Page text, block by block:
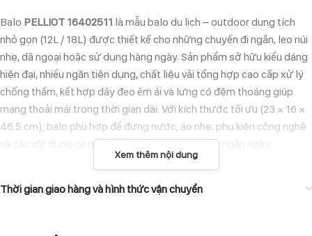
Balo PELLIOT 16402511 là mẫu balo du lịch – outdoor dung tích
nhỏ gọn (12L / 18L) được thiết kế cho những chuyến đi ngắn, leo núi
nhẹ, dã ngoại hoặc sử dụng hàng ngày. Sản phẩm sở hữu kiểu dáng
hiện đại, nhiều ngăn tiện dụng, chất liệu vải tổng hợp cao cấp xử lý
chống thấm, kết hợp dây đeo êm ái và lưng có đệm thoáng giúp
mang thoải mái trong thời gian dài. Với kích thước tối ưu (23 × 16 ×
46.5 cm), balo phù hợp để đựng nước, áo nhẹ, phụ kiện công nghệ
và các vật dụng cá nhân cần thiết cho hành trình ngắn ngày.
Xem thêm nội dung
Thời gian giao hàng và hình thức vận chuyển